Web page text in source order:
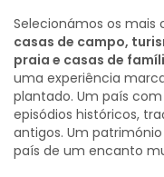
Selecionámos os mais
casas de campo,
praia e casas de
uma experiência
plantado. Um país
episódios históricos,
antigos. Um
país de um encanto